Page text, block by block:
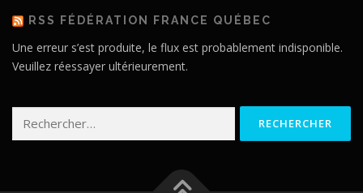
RSS FÉDÉRATION FRANCE QUÉBEC
Une erreur s’est produite, le flux est probablement indisponible.
Veuillez réessayer ultérieurement.
Rechercher :